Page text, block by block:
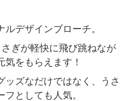
デザインブローチ。
ぎが軽快に飛び跳ねなが
気をもらえます！
ッズなだけではなく、うさ
フとしても人気。